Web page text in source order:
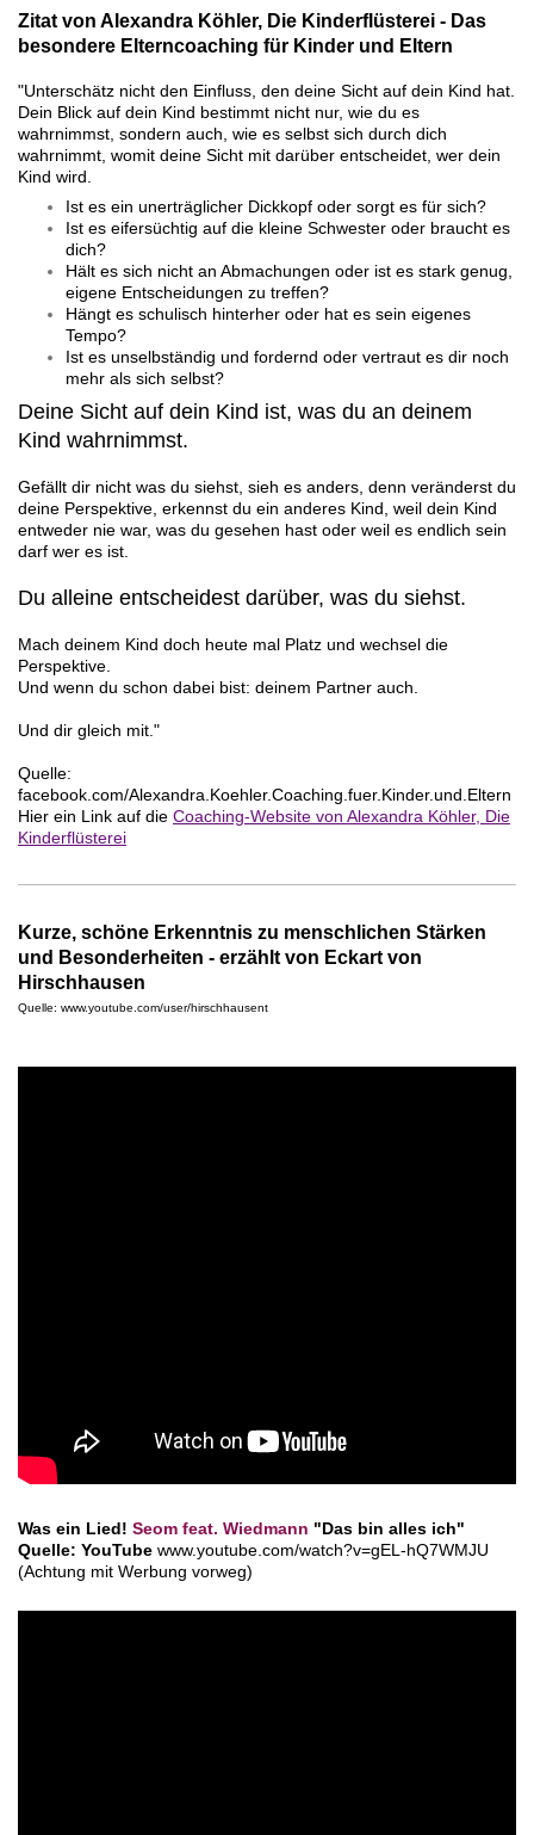
Zitat von Alexandra Köhler, Die Kinderflüsterei - Das
besondere Elterncoaching für Kinder und Eltern
"Unterschätz nicht den Einfluss, den deine Sicht auf dein Kind hat.
Dein Blick auf dein Kind bestimmt nicht nur, wie du es
wahrnimmst, sondern auch, wie es selbst sich durch dich
wahrnimmt, womit deine Sicht mit darüber entscheidet, wer dein
Kind wird.
Ist es ein unerträglicher Dickkopf oder sorgt es für sich?
Ist es eifersüchtig auf die kleine Schwester oder braucht es
dich?
Hält es sich nicht an Abmachungen oder ist es stark genug,
eigene Entscheidungen zu treffen?
Hängt es schulisch hinterher oder hat es sein eigenes
Tempo?
Ist es unselbständig und fordernd oder vertraut es dir noch
mehr als sich selbst?
Deine Sicht auf dein Kind ist, was du an deinem
Kind wahrnimmst.
Gefällt dir nicht was du siehst, sieh es anders, denn veränderst du
deine Perspektive, erkennst du ein anderes Kind, weil dein Kind
entweder nie war, was du gesehen hast oder weil es endlich sein
darf wer es ist.
Du alleine entscheidest darüber, was du siehst.
Mach deinem Kind doch heute mal Platz und wechsel die
Perspektive.
Und wenn du schon dabei bist: deinem Partner auch.
Und dir gleich mit."
Quelle:
facebook.com/Alexandra.Koehler.Coaching.fuer.Kinder.und.Eltern
Hier ein Link auf die Coaching-Website von Alexandra Köhler, Die
Kinderflüsterei
Kurze, schöne Erkenntnis zu menschlichen Stärken
und Besonderheiten - erzählt von Eckart von
Hirschhausen
Quelle: www.youtube.com/user/hirschhausent
Was ein Lied! Seom feat. Wiedmann "Das bin alles ich"
Quelle: YouTube www.youtube.com/watch?v=gEL-hQ7WMJU
(Achtung mit Werbung vorweg)